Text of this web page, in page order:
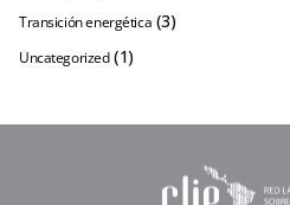
Transición energética (3)
Uncategorized (1)